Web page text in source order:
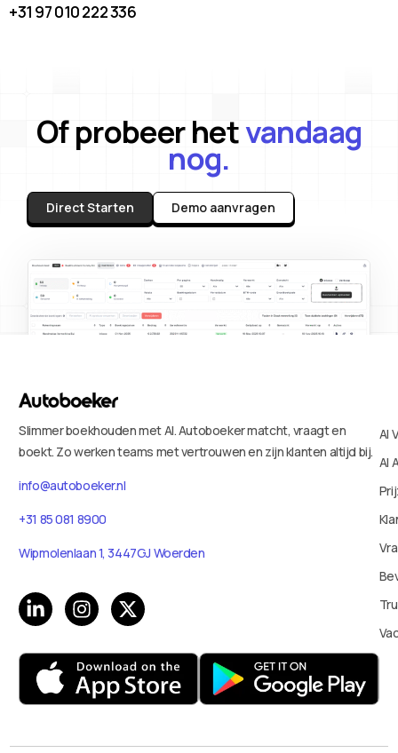
+31 97 010 222 336
Of probeer hetvandaag
nog.
Direct Starten Demo aanvragen
Slimmer boekhouden met AI. Autoboeker matcht, vraagt en
boekt. Zo werken teams met vertrouwen en zijn klanten altijd bij.
info@autoboeker.nl
+31 85 081 8900
Wipmolenlaan 1, 3447GJ Woerden
AI
AI